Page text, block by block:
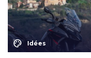
color_lens Idées